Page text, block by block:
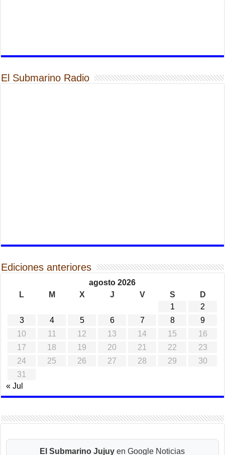
El Submarino Radio
Ediciones anteriores
agosto 2026
L
M X J V S
D
1
2
3
4 5 6 7 8
9
10
11 12 13 14 15
16
17
18 19 20 21 22
23
24
25 26 27 28 29
30
31
« Jul
El Submarino Jujuy en Google Noticias